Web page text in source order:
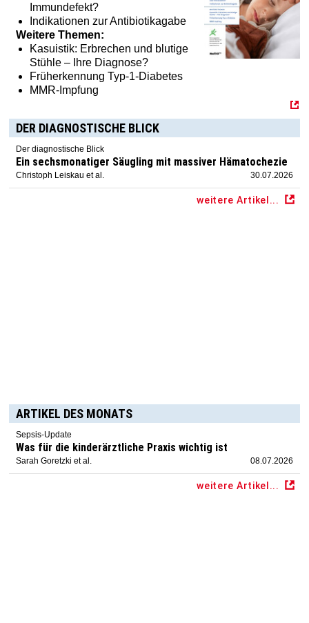
Immundefekt?
Indikationen zur Antibiotikagabe
Weitere Themen:
Kasuistik: Erbrechen und blutige
Stühle – Ihre Diagnose?
Früherkennung Typ-1-Diabetes
MMR-Impfung
DER DIAGNOSTISCHE BLICK
Der diagnostische Blick
Ein sechsmonatiger Säugling mit massiver Hämatochezie
Christoph Leiskau et al. 30.07.2026
weitere Artikel...
ARTIKEL DES MONATS
Sepsis-Update
Was für die kinderärztliche Praxis wichtig ist
Sarah Goretzki et al. 08.07.2026
weitere Artikel...